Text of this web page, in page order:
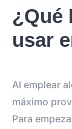
¿Qué
usar
Al emplear
máximo
Para